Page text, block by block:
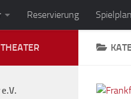
Reservierung Spielplan